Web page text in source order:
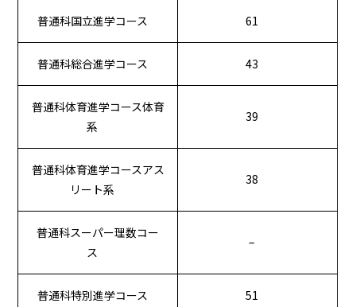
普通科国立進学コース 61
普通科総合進学コース 43
普通科体育進学コース体育
系
39
普通科体育進学コースアス
リート系
38
普通科スーパー理数コー
ス
–
普通科特別進学コース 51